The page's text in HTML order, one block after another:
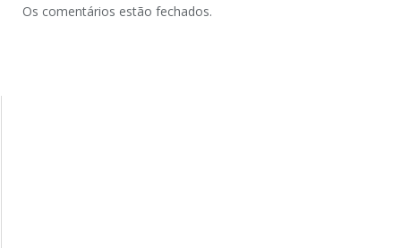
Os comentários estão fechados.